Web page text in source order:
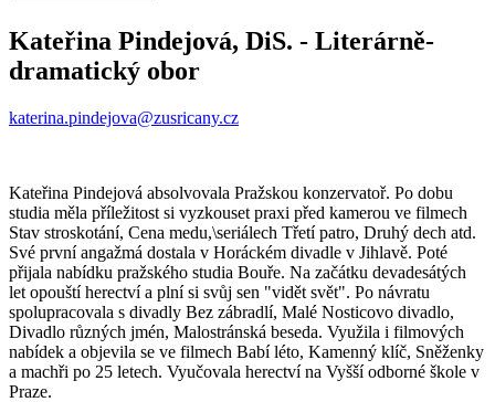
Kateřina Pindejová, DiS. - Literárně-
dramatický obor
katerina.pindejova@zusricany.cz
Kateřina Pindejová absolvovala Pražskou konzervatoř. Po dobu
studia měla příležitost si vyzkouset praxi před kamerou ve filmech
Stav stroskotání, Cena medu,\seriálech Třetí patro, Druhý dech atd.
Své první angažmá dostala v Horáckém divadle v Jihlavě. Poté
přijala nabídku pražského studia Bouře. Na začátku devadesátých
let opouští herectví a plní si svůj sen "vidět svět". Po návratu
spolupracovala s divadly Bez zábradlí, Malé Nosticovo divadlo,
Divadlo různých jmén, Malostránská beseda. Využila i filmových
nabídek a objevila se ve filmech Babí léto, Kamenný klíč, Sněženky
a machři po 25 letech. Vyučovala herectví na Vyšší odborné škole v
Praze.